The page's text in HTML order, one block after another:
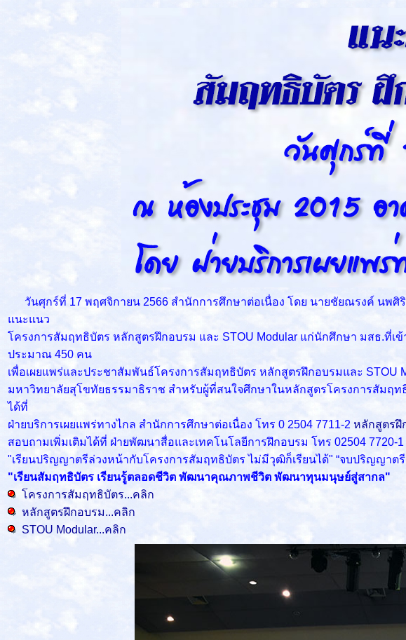
วันศุกร์ที่ 17 พฤศจิกายน 2566 สำนักการศึกษาต่อเนื่อง โดย นายชัยณรงค์ นพศิ
แนะแนว
โครงการสัมฤทธิบัตร หลักสูตรฝึกอบรม และ STOU Modular แก่นักศึกษา มสธ.ที่
ประมาณ 450 คน
เพื่อเผยแพร่และประชาสัมพันธ์โครงการสัมฤทธิบัตร หลักสูตรฝึกอบรมและ
มหาวิทยาลัยสุโขทัยธรรมาธิราช สำหรับผู้ที่สนใจศึกษาในหลักสูตรโครงการสัมฤทธิ
ได้ที่
ฝ่ายบริการเผยแพร่ทางไกล สำนักการศึกษาต่อเนื่อง โทร 0 2504 7711-2 หลักสูตรฝึ
สอบถามเพิ่มเติมได้ที่ ฝ่ายพัฒนาสื่อและเทคโนโลยีการฝึกอบรม โทร 02504 7720-1
"เรียนปริญญาตรีล่วงหน้ากับโครงการสัมฤทธิบัตร ไม่มีวุฒิก็เรียนได้" “จบปริญญาต
"เรียนสัมฤทธิบัตร เรียนรู้ตลอดชีวิต พัฒนาคุณภาพชีวิต พัฒนาทุนมนุษย์สู่สากล"
โครงการสัมฤทธิบัตร...คลิก
หลักสูตรฝึกอบรม...คลิก
STOU Modular...คลิก